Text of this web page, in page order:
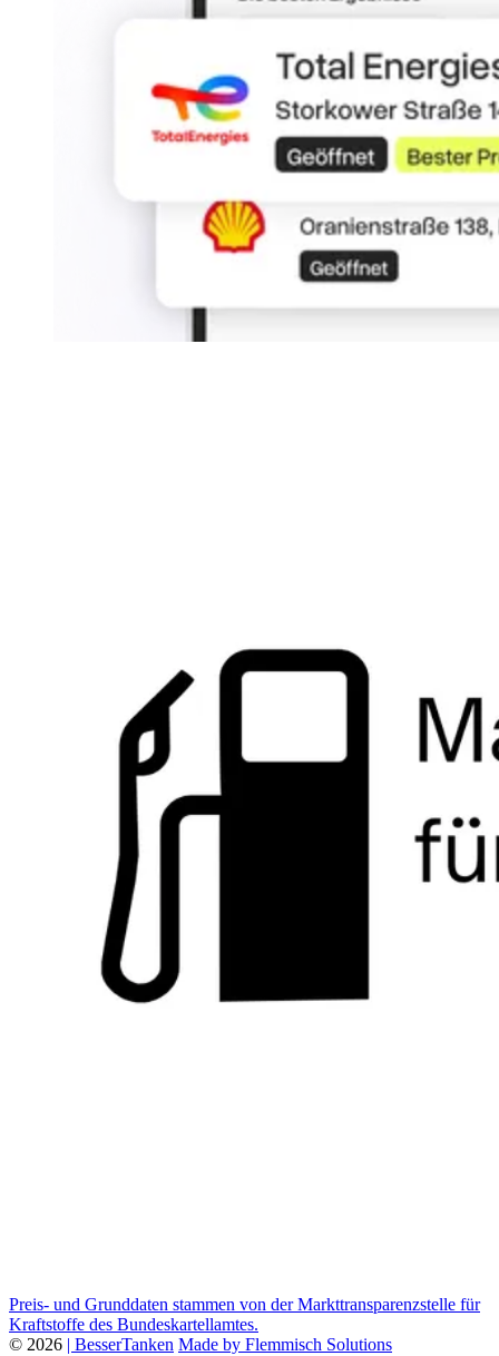
Preis- und Grunddaten stammen von der Markttransparenzstelle für
Kraftstoffe des Bundeskartellamtes.
© 2026 | BesserTanken Made by Flemmisch Solutions